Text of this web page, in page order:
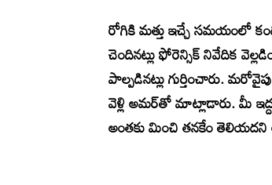
రోగికి మత్తు ఇచ్చే సమయంలో
చెందినట్లు ఫోరెన్సిక్‌ నివేదిక
పాల్పడినట్లు గుర్తించారు.
వెళ్లి అమర్‌తో మాట్లాడారు. మీ
అంతకు మించి తనకేం తెలియదని